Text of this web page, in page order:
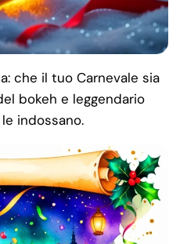
che il tuo Carnevale sia
bokeh e leggendario
indossano.